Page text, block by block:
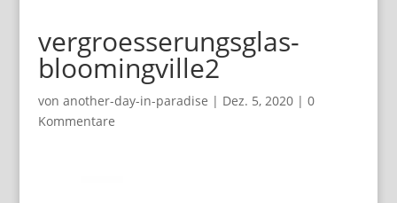
vergroesserungsglas-
bloomingville2
von another-day-in-paradise | Dez. 5, 2020| 0
Kommentare